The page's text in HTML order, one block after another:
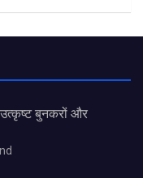
उत्कृष्ट बुनकरों और